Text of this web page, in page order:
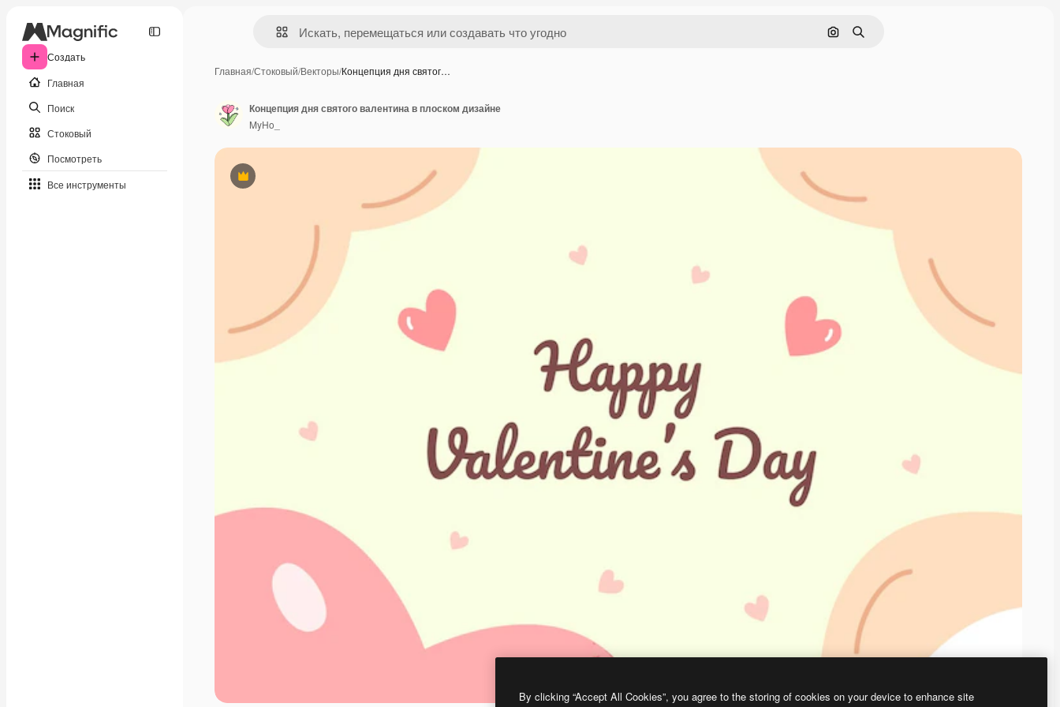
Создать
Главная
Поиск
Стоковый
Посмотреть
Все инструменты
Поиск по изображению
Поиск
Главная/Стоковый/Векторы/Концепция дня святог…
Премиум
Концепция дня святого валентина в плоском дизайне
MyHo_
By clicking “Accept All Cookies”, you agree to the storing of cookies on your device to enhance site